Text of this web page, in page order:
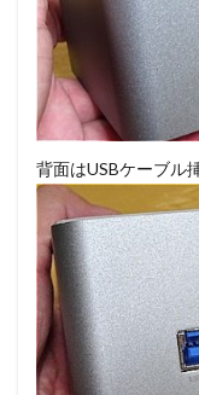
背面はUSBケーブル